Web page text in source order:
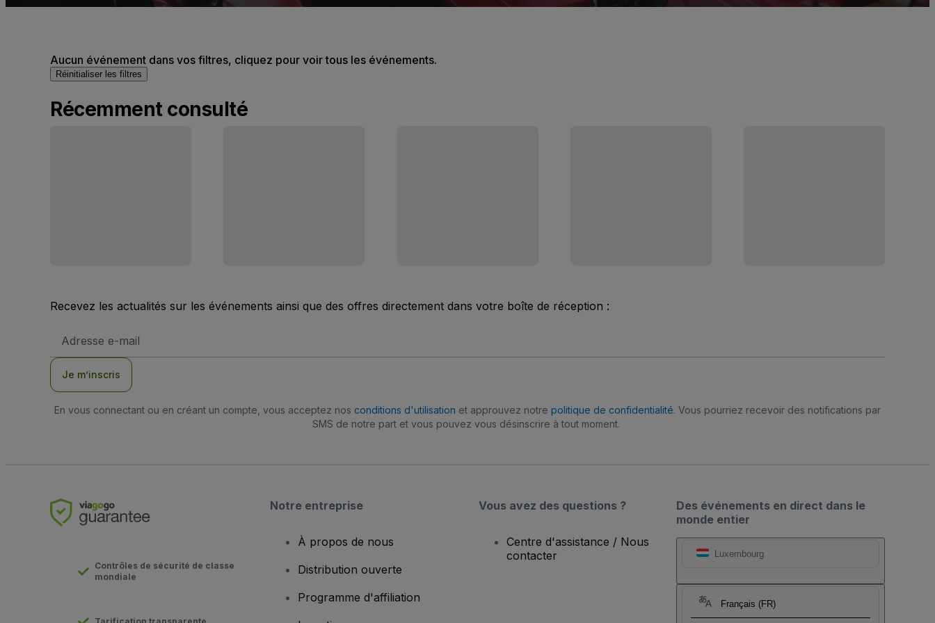
Aucun événement dans vos filtres, cliquez pour voir tous les événements.
Réinitialiser les filtres
Récemment consulté
Recevez les actualités sur les événements ainsi que des offres directement dans votre boîte de réception :
e-
Je m’inscris
En vous connectant ou en créant un compte, vous acceptez nos conditions d'utilisation et approuvez notre politique de confidentialité. Vous pourriez recevoir des notifications par
SMS de notre part et vous pouvez vous désinscrire à tout moment.
Des événements en direct dans le
monde entier
Luxembourg
Français (FR)
Contrôles de sécurité de classe
mondiale
Notre entreprise
À propos de nous
Distribution ouverte
Programme d'affiliation
Vous avez des questions ?
Centre d'assistance / Nous
contacter